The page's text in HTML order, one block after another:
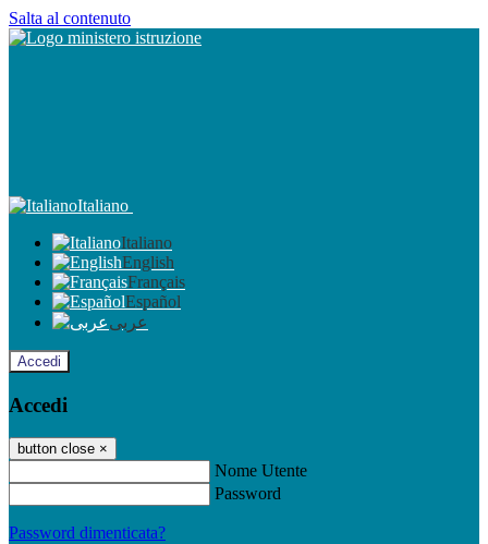
Salta al contenuto
Italiano
Italiano
English
Français
Español
عربى
Accedi
Accedi
button close ×
Nome Utente
Password
Password dimenticata?